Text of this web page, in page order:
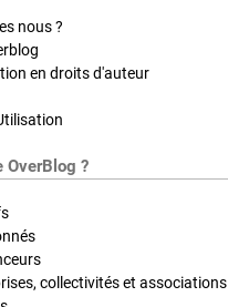
nous ?
en droits d'auteur
OverBlog ?
collectivités et associations